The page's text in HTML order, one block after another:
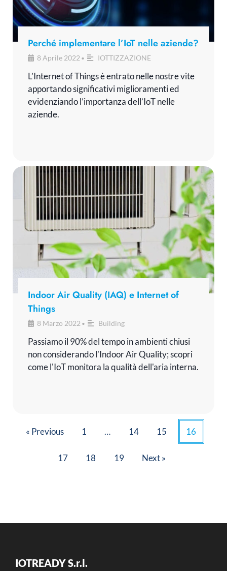
Perché implementare l’IoT nelle aziende?
8 Aprile 2022 • IOTTIZZAZIONE
L’Internet of Things è entrato nelle nostre vite
apportando significativi miglioramenti ed
evidenziando l’importanza dell’IoT nelle
aziende.
Indoor Air Quality (IAQ) e Internet of
Things
8 Marzo 2022 • Building
Passiamo il 90% del tempo in ambienti chiusi
non considerando l’Indoor Air Quality; scopri
come l'IoT monitora la qualità dell'aria interna.
« Previous 1 … 14 15 16
17 18 19 Next »
IOTREADY S.r.l.